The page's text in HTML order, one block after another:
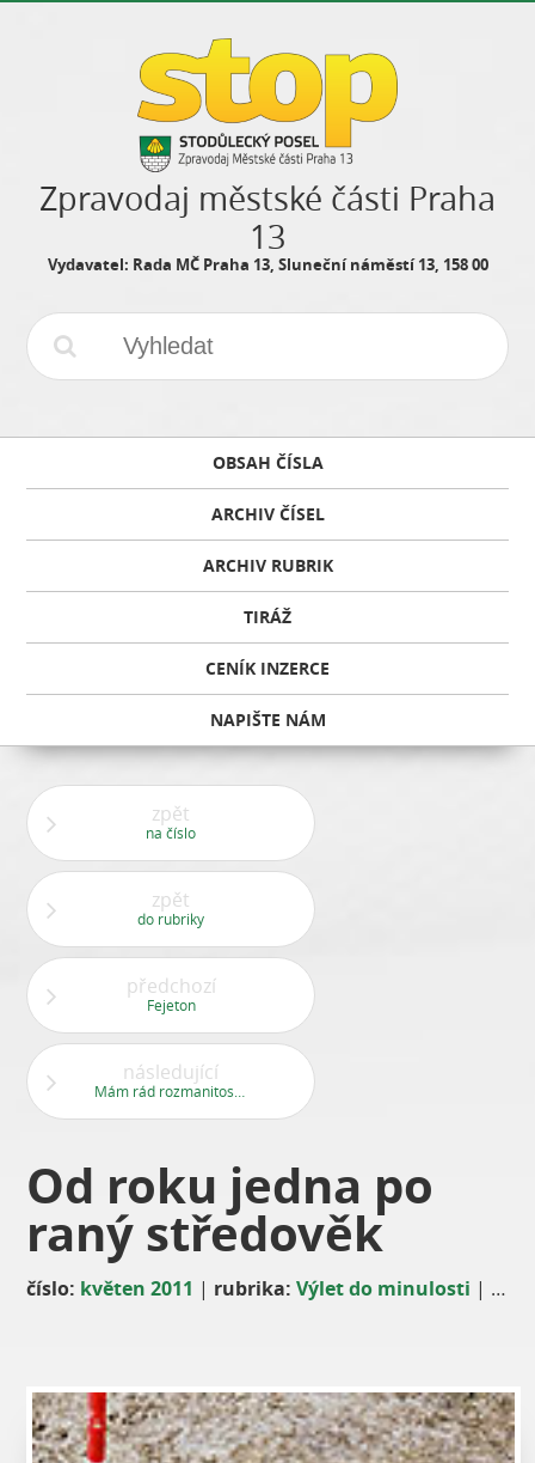
Zpravodaj městské části Praha
13
Vydavatel: Rada MČ Praha 13, Sluneční náměstí 13, 158 00
OBSAH ČÍSLA
ARCHIV ČÍSEL
ARCHIV RUBRIK
TIRÁŽ
CENÍK INZERCE
NAPIŠTE NÁM
zpět
na číslo
zpět
do rubriky
předchozí
Fejeton
následující
Od roku jedna po
raný středověk
číslo: květen 2011 | rubrika: Výlet do minulosti |